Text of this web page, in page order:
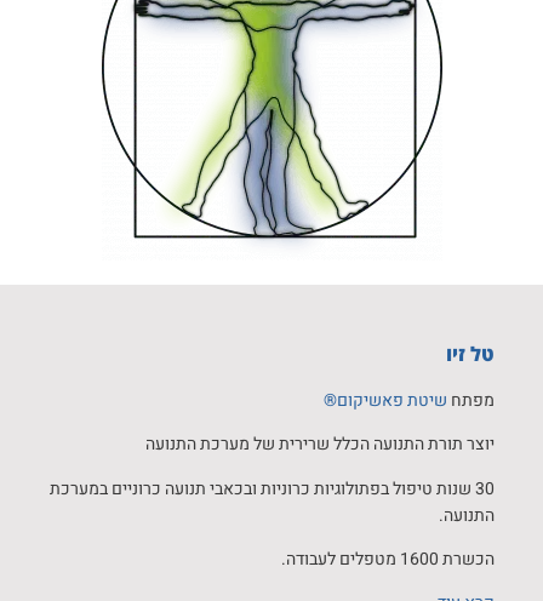
טל זיו
מפתח שיטת פאשיקום®
יוצר תורת התנועה הכלל שרירית של מערכת התנועה
30 שנות טיפול בפתולוגיות כרוניות ובכאבי תנועה כרוניים במערכת
התנועה.
הכשרת 1600 מטפלים לעבודה.